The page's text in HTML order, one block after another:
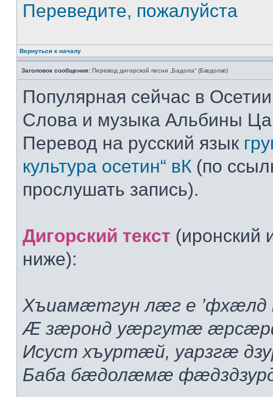
Переведите, пожалуйста
Вернуться к началу
Заголовок сообщения: Перевод дигорской песни „Бадола“ (Бæдолæ)
Популярная сейчас в
Слова и музыка Альбины
Перевод на русский язык
культура осетин“ вК (по
прослушать запись).
Дигорский текст (иронский
ниже):
Хъиамæтгун лæг е ’фхæлд
Æ зæронд уæргутæ
Исуст хъуртæй, уарзгæ
Баба бæдолæмæ